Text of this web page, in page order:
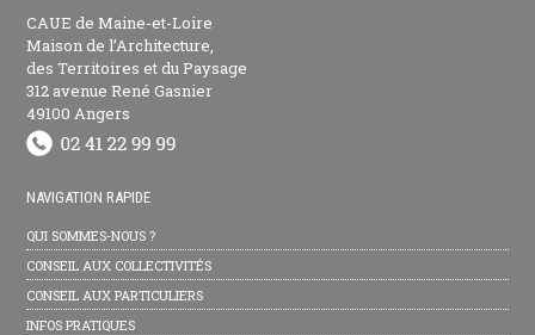
CAUE de Maine-et-Loire
Maison de l’Architecture,
des Territoires et du Paysage
312 avenue René Gasnier
49100 Angers
NAVIGATION RAPIDE
QUI SOMMES-NOUS ?
CONSEIL AUX COLLECTIVITÉS
CONSEIL AUX PARTICULIERS
INFOS PRATIQUES